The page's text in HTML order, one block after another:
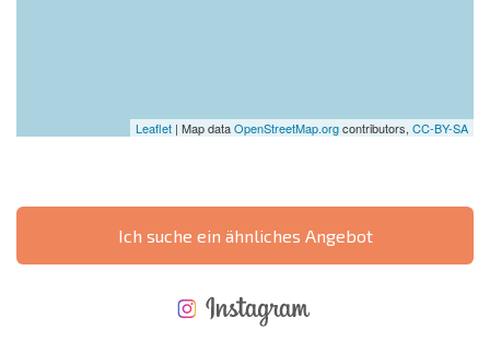
Leaflet | Map dataOpenStreetMap.orgcontributors, CC-BY-SA
Ich suche ein ähnliches Angebot